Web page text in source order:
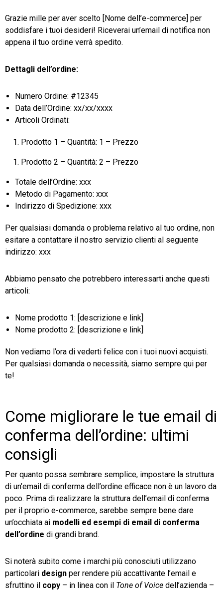
Grazie mille per aver scelto [Nome dell’e-commerce] per
soddisfare i tuoi desideri! Riceverai un’email di notifica non
appena il tuo ordine verrà spedito.
Dettagli dell’ordine:
Numero Ordine: #12345
Data dell’Ordine: xx/xx/xxxx
Articoli Ordinati:
Prodotto 1 – Quantità: 1 – Prezzo
Prodotto 2 – Quantità: 2 – Prezzo
Totale dell’Ordine: xxx
Metodo di Pagamento: xxx
Indirizzo di Spedizione: xxx
Per qualsiasi domanda o problema relativo al tuo ordine, non
esitare a contattare il nostro servizio clienti al seguente
indirizzo: xxx
Abbiamo pensato che potrebbero interessarti anche questi
articoli:
Nome prodotto 1: [descrizione e link]
Nome prodotto 2: [descrizione e link]
Non vediamo l’ora di vederti felice con i tuoi nuovi acquisti.
Per qualsiasi domanda o necessità, siamo sempre qui per
te!
Come migliorare le tue email di
conferma dell’ordine: ultimi
consigli
Per quanto possa sembrare semplice, impostare la struttura
di un’email di conferma dell’ordine efficace non è un lavoro da
poco. Prima di realizzare la struttura dell’email di conferma
per il proprio e-commerce, sarebbe sempre bene dare
un’occhiata ai modelli ed esempi di email di conferma
dell’ordine di grandi brand.
Si noterà subito come i marchi più conosciuti utilizzano
particolari design per rendere più accattivante l’email e
sfruttino il copy – in linea con il Tone of Voice dell’azienda –